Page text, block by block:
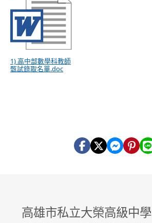
1) 高中部數學科教師
甄試錄取名單.doc
高雄市私立大榮高級中學